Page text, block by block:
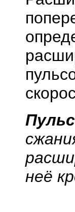
Пульс
неё